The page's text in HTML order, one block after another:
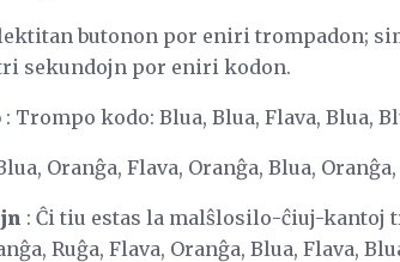
butonon por eniri trompadon;
sekundojn por eniri kodon.
: Trompo kodo: Blua, Blua, Flava, Blua,
Oranĝa, Flava, Oranĝa, Blua,
: Ĉi tiu estas la malŝlosilo-ĉiuj-kantoj
Ruĝa, Flava, Oranĝa, Blua, Flava,